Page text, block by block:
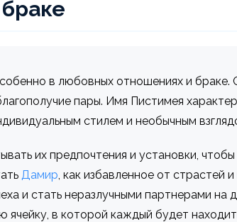
в любовных отношениях и браке.
пары. Имя Пистимея
стилем и необычным
их предпочтения и установки,
Дамир, как избавленное от страстей
и стать неразлучными партнерами на
в которой каждый будет